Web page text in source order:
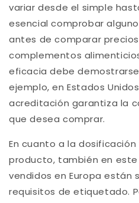
variar desde el simple
esencial comprobar
antes de comparar precios.
complementos
eficacia debe
ejemplo, en Estados
acreditación garantiza la
que desea comprar.
En cuanto a la
producto, también en
vendidos en Europa están
requisitos de etiquetado.